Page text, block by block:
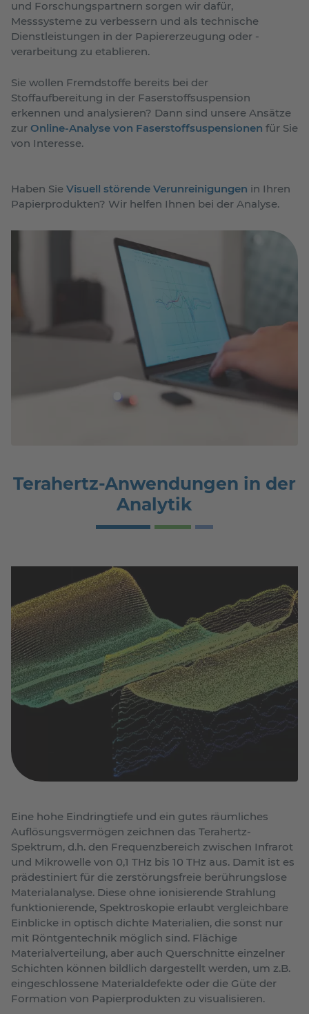
und Forschungspartnern sorgen wir dafür,
Messsysteme zu verbessern und als technische
Dienstleistungen in der Papiererzeugung oder -
verarbeitung zu etablieren.
Sie wollen Fremdstoffe bereits bei der
Stoffaufbereitung in der Faserstoffsuspension
erkennen und analysieren? Dann sind unsere Ansätze
zur Online-Analyse von Faserstoffsuspensionen für Sie
von Interesse.
Haben Sie Visuell störende Verunreinigungen in Ihren
Papierprodukten? Wir helfen Ihnen bei der Analyse.
Terahertz-Anwendungen in der
Analytik
Eine hohe Eindringtiefe und ein gutes räumliches
Auflösungsvermögen zeichnen das Terahertz-
Spektrum, d.h. den Frequenzbereich zwischen Infrarot
und Mikrowelle von 0,1 THz bis 10 THz aus. Damit ist es
prädestiniert für die zerstörungsfreie berührungslose
Materialanalyse. Diese ohne ionisierende Strahlung
funktionierende, Spektroskopie erlaubt vergleichbare
Einblicke in optisch dichte Materialien, die sonst nur
mit Röntgentechnik möglich sind. Flächige
Materialverteilung, aber auch Querschnitte einzelner
Schichten können bildlich dargestellt werden, um z.B.
eingeschlossene Materialdefekte oder die Güte der
Formation von Papierprodukten zu visualisieren.